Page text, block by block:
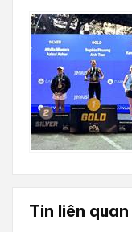
Tin liên quan